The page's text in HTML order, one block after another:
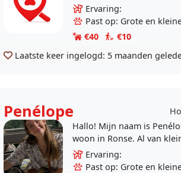
hond en een kat waarmee
wandelen..
Ervaring:
Past op: Grote en
€40
€10
Laatste keer ingelogd: 5 maanden
Penélope
Hallo! Mijn naam is
woon in Ronse. Al van
op dieren, en dat is nooit
Ondertussen ben..
Ervaring:
Past op: Grote en